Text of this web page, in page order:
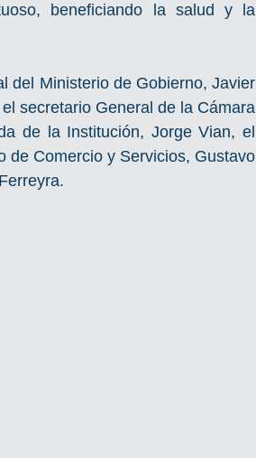
beneficiando la salud y la
del Ministerio de Gobierno, Javier
secretario General de la Cámara
de la Institución, Jorge Vian, el
de Comercio y Servicios, Gustavo